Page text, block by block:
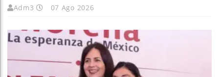
Adm3 07 Ago 2026